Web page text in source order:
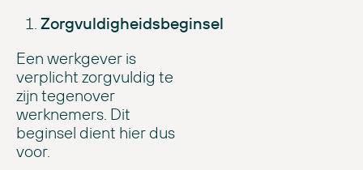
Zorgvuldigheidsbeginsel
Een werkgever is
verplicht zorgvuldig te
zijn tegenover
werknemers. Dit
beginsel dient hier dus
voor.